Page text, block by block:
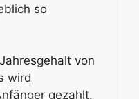
so
von
wird
gezahlt.